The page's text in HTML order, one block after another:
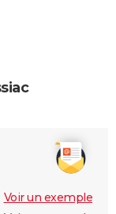
Voir un exemple